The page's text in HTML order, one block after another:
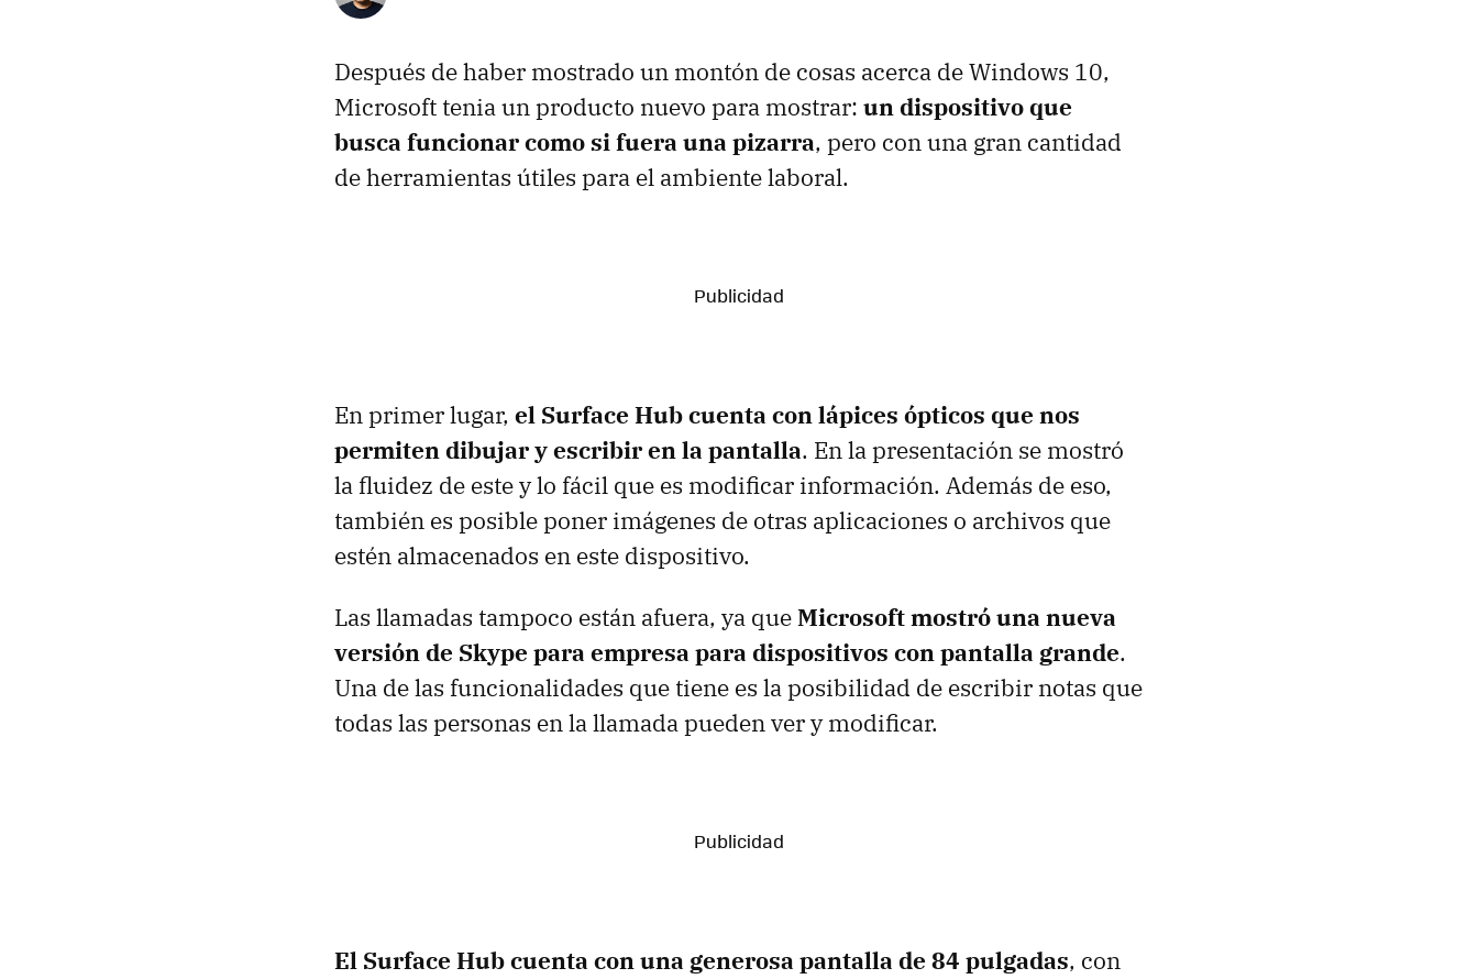
Después de haber mostrado un montón de cosas acerca de Windows 10,
Microsoft tenia un producto nuevo para mostrar: un dispositivo que
busca funcionar como si fuera una pizarra, pero con una gran cantidad
de herramientas útiles para el ambiente laboral.
En primer lugar, el Surface Hub cuenta con lápices ópticos que nos
permiten dibujar y escribir en la pantalla. En la presentación se mostró
la fluidez de este y lo fácil que es modificar información. Además de eso,
también es posible poner imágenes de otras aplicaciones o archivos que
estén almacenados en este dispositivo.
Las llamadas tampoco están afuera, ya queMicrosoft mostró una nueva
versión de Skype para empresa para dispositivos con pantalla grande.
Una de las funcionalidades que tiene es la posibilidad de escribir notas que
todas las personas en la llamada pueden ver y modificar.
El Surface Hub cuenta con una generosa pantalla de 84 pulgadas, con